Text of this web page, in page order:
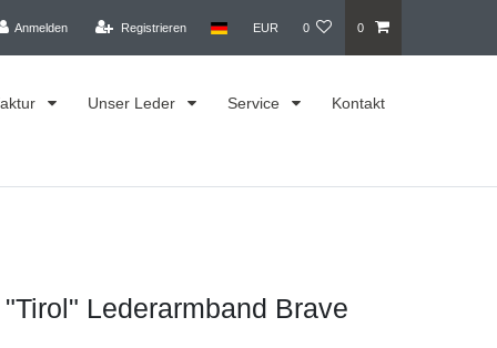
Anmelden Registrieren EUR 0 0
Unser Leder Service Kontakt
Lederarmband Brave